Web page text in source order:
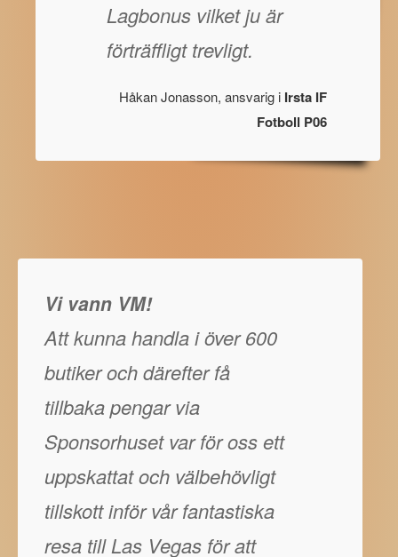
Lagbonus vilket ju är
förträffligt trevligt.
Håkan Jonasson, ansvarig i Irsta IF
Fotboll P06
Vi vann VM!
Att kunna handla i över 600
butiker och därefter få
tillbaka pengar via
Sponsorhuset var för oss ett
uppskattat och välbehövligt
tillskott inför vår fantastiska
resa till Las Vegas för att